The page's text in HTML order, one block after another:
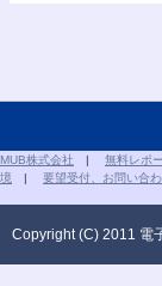
MUB株式会社 | 無料レポ
境 | 要望受付、お問い合
Copyright (C) 2011 電